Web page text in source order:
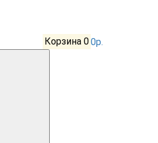
Корзина 00р.